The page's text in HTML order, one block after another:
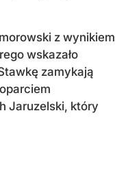
z wynikiem
wskazało
zamykają
Jaruzelski, który